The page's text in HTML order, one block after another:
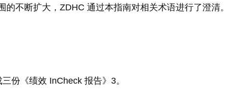
不断扩大，ZDHC 通过本指南对相关术语进行了澄清。
份《绩效 InCheck 报告》3。